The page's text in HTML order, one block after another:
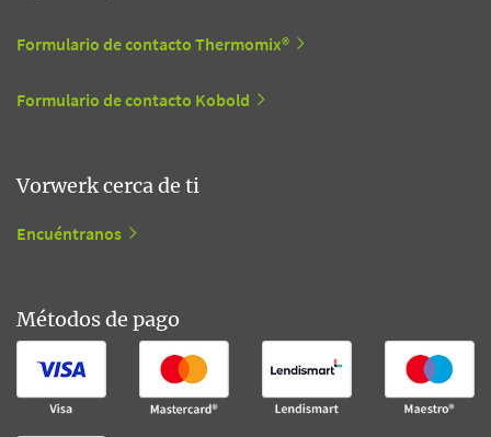
Formulario de contacto Thermomix®
Formulario de contacto Kobold
Vorwerk cerca de ti
Encuéntranos
Métodos de pago